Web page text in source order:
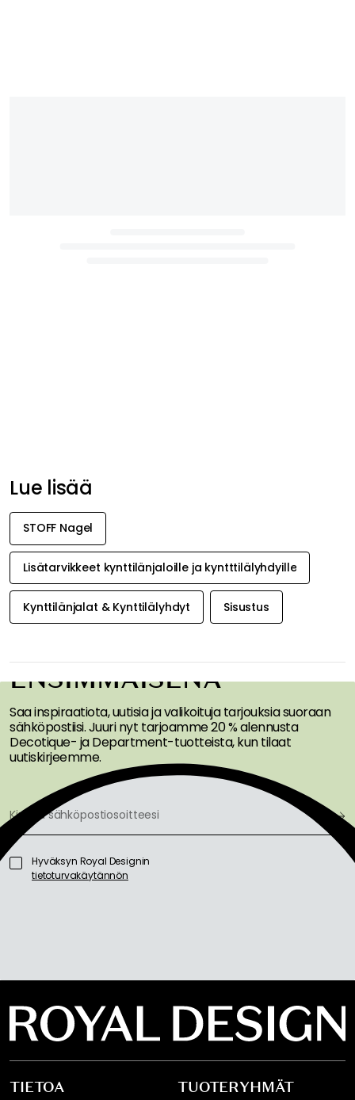
Lue lisää
STOFF Nagel
Lisätarvikkeet kynttilänjaloille ja kyntttilälyhdyille
Kynttilänjalat & Kynttilälyhdyt Sisustus
SAA INSPIRAATIOTA &
TARJOUKSIA
ENSIMMÄISENÄ
Saa inspiraatiota, uutisia ja valikoituja tarjouksia suoraan
sähköpostiisi. Juuri nyt tarjoamme 20 % alennusta
Decotique- ja Department-tuotteista, kun tilaat
uutiskirjeemme.
Hyväksyn Royal Designin
tietoturvakäytännön
TIETOA TUOTERYHMÄT